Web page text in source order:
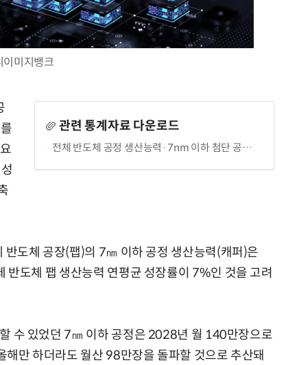
이미지뱅크
관련 통계자료 다운로드
전체 반도체 공정 생산능력·7nm 이하 첨단 공정 생산능력 연평균 성장률 비교
도체 공장(팹)의 7㎚ 이하 공정 생산능력(캐퍼)은
도체 팹 생산능력 연평균 성장률이 7%인 것을 고려
수 있었던 7㎚ 이하 공정은 2028년 월 140만장으로
만 하더라도 월산 98만장을 돌파할 것으로 추산돼
AI Native Enterprise를 지원하는 AI Ready Data 플랫폼 활용 전략